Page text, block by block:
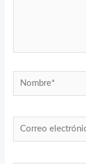
Nombre*
Correo
electrónico*